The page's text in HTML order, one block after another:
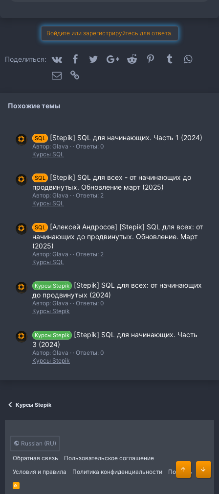
Войдите или зарегистрируйтесь для ответа.
Поделиться: VK FacebookTwitterGoogle+Reddit PinterestTumblr
Электронная почта
Похожие темы
SQL [Stepik] SQL для начинающих. Часть 1 (2024)
Автор: Glava
Ответы: 0
Курсы SQL
SQL
[Stepik] SQL для всех - от начинающих до
продвинутых. Обновление март (2025)
Автор: Glava
Ответы: 2
Курсы SQL
SQL
[Алексей Андросов] [Stepik] SQL для всех: от
начинающих до продвинутых. Обновление. Март
(2025)
Автор: Glava
Ответы: 2
Курсы SQL
Курсы Stepik
[Stepik] SQL для всех: от начинающих
до продвинутых (2024)
Автор: Glava
Ответы: 0
Курсы Stepik
Курсы Stepik
[Stepik] SQL для начинающих. Часть
3 (2024)
Автор: Glava
Ответы: 0
Курсы Stepik
Курсы Stepik
Russian (RU)
Обратная связь
Пользовательское соглашение
Условия и правила
Политика конфиденциальности Помощь
R
СверхуСнизу